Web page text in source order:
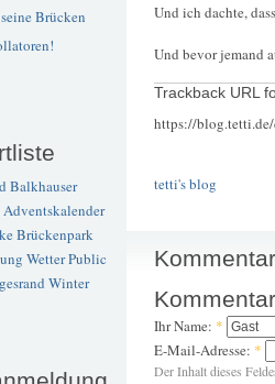
Brücken
Balkhauser
Adventskalender
Brückenpark
WetterPublic
Winter
Und ich dachte,
Und bevor jemand
Trackback URL
https://
tetti's blog
Ihr Name: *
E-Mail-Adresse: *
Der Inhalt dieses